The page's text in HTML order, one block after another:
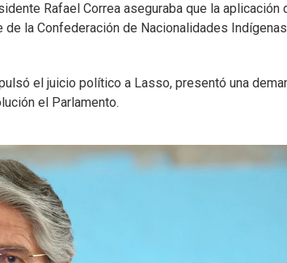
Rafael Correa aseguraba que la aplicación
la Confederación de Nacionalidades
el juicio político a Lasso, presentó una
el Parlamento.